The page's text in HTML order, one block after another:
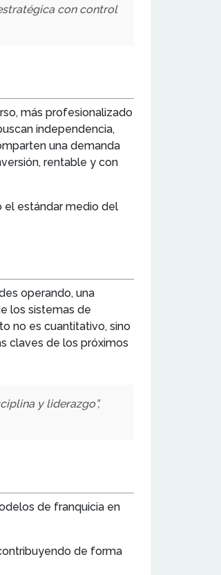
con control
más profesionalizado
independencia,
una demanda
rentable y con
el estándar medio del
operando, una
los sistemas de
no es cuantitativo, sino
claves de los próximos
y liderazgo”,
de franquicia en
de forma